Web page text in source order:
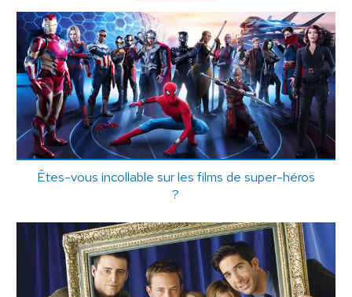
Êtes-vous incollable sur les films de super-héros
?